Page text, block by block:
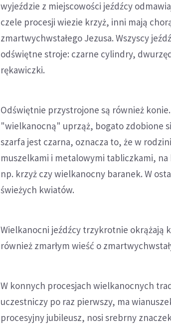
wyjeździe z miejscowości jeźdźcy
czele procesji wiezie krzyż, inni mają
zmartwychwstałego Jezusa. Wszyscy
odświętne stroje: czarne cylindry,
rękawiczki.
Odświętnie przystrojone są również
"wielkanocną" uprząż, bogato zdobione
szarfa jest czarna, oznacza to, że w
muszelkami i metalowymi tabliczkami,
np. krzyż czy wielkanocny baranek. W
świeżych kwiatów.
Wielkanocni jeźdźcy trzykrotnie okrążają
również zmarłym wieść o
W konnych procesjach wielkanocnych
uczestniczy po raz pierwszy, ma
procesyjny jubileusz, nosi srebrny